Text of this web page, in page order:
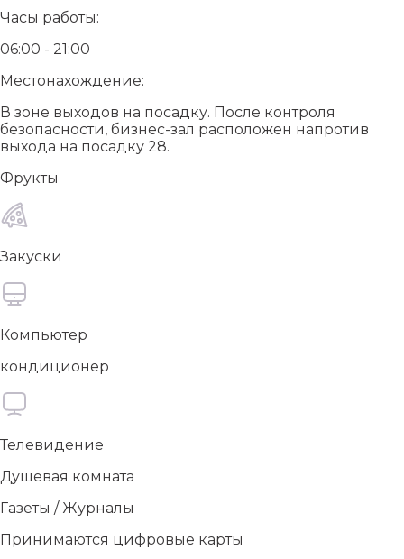
Часы работы:
06:00 - 21:00
Местонахождение:
В зоне выходов на посадку. После контроля
безопасности, бизнес-зал расположен напротив
выхода на посадку 28.
Фрукты
Закуски
Компьютер
кондиционер
Телевидение
Душевая комната
Газеты / Журналы
Принимаются цифровые карты